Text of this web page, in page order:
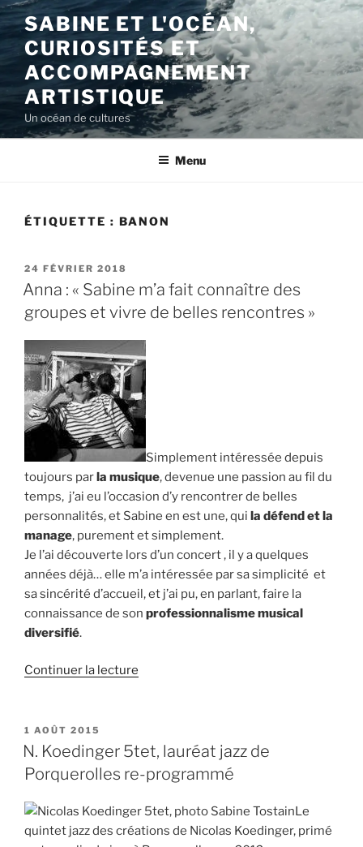
Aller
au
contenu
principal
SABINE ET L'OCÉAN,
CURIOSITÉS ET
ACCOMPAGNEMENT
ARTISTIQUE
Un océan de cultures
Menu
ÉTIQUETTE : BANON
PUBLIÉ
LE
24 FÉVRIER 2018
Anna : « Sabine m’a fait connaître des
groupes et vivre de belles rencontres »
Simplement intéressée depuis
toujours parla musique, devenue une passion au fil du
temps, j’ai eu l’occasion d’y rencontrer de belles
personnalités, et Sabine en est une, qui la défend et la
manage, purement et simplement.
Je l’ai découverte lors d’un concert , il y a quelques
années déjà… elle m’a intéressée par sa simplicité et
sa sincérité d’accueil, et j’ai pu, en parlant, faire la
connaissance de son professionnalisme musical
diversifié.
Continuer la lecture
m’a
connaître
des
groupes
PUBLIÉ
LE
1 AOÛT 2015
N. Koedinger 5tet, lauréat jazz de
Porquerolles re-programmé
Le
quintet jazz des créations de Nicolas Koedinger, primé